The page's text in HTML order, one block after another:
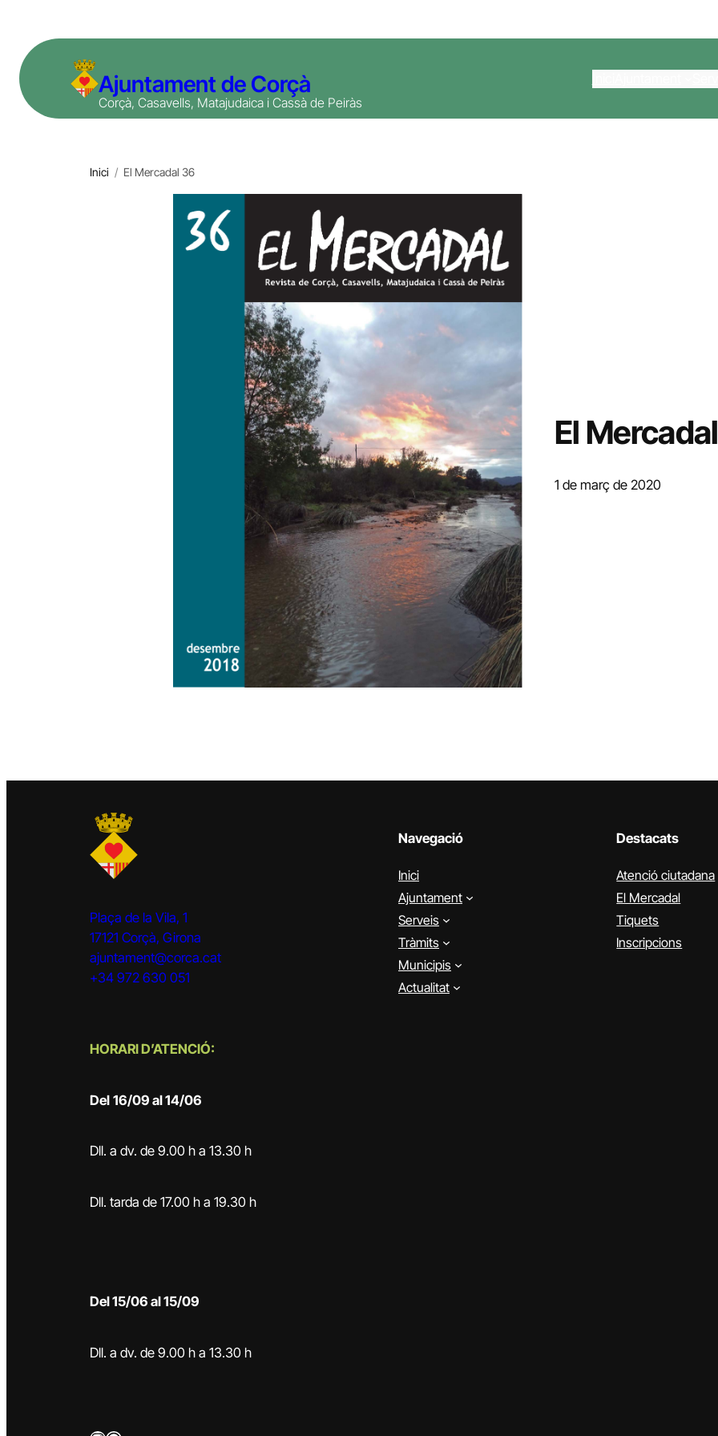
contingut
Ajuntament de Corçà
Corçà, Casavells, Matajudaica i Cassà de Peiràs
Inici / El Mercadal 36
El
1 de març de 2020
Plaça de la Vila, 1
17121 Corçà, Girona
ajuntament@corca.cat
+34 972 630 051
HORARI D’ATENCIÓ:
Del 16/09 al 14/06
Dll. a dv. de 9.00 h a 13.30 h
Dll. tarda de 17.00 h a 19.30 h
Del 15/06 al 15/09
Dll. a dv. de 9.00 h a 13.30 h
Navegació
Inici
Ajuntament
Serveis
Tràmits
Municipis
Actualitat
Destacats
Atenció ciutadana
El Mercadal
Tiquets
Inscripcions